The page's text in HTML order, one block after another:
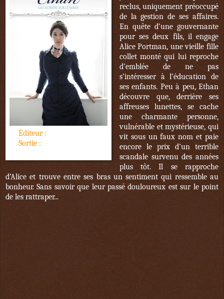
Éditeur :
Sortie :
reclus, uniquement préoccupé
de la gestion de ses affaires.
En quête d’une gouvernante
pour ses deux fils, il engage
Alice Portman, une vieille fille
collet monté qui lui reproche
d’emblée de ne pas
s’intéresser à l’éducation de
ses enfants. Peu à peu, Ethan
découvre que, derrière ses
affreuses lunettes, se cache
une charmante personne,
vulnérable et mystérieuse, qui
vit sous un faux nom et paie
encore le prix d’un terrible
scandale survenu des années
plus tôt. Il se rapproche
d’Alice et trouve entre ses bras un sentiment qui ressemble au
bonheur. Sans savoir que leur passé douloureux est sur le point
de les rattraper...